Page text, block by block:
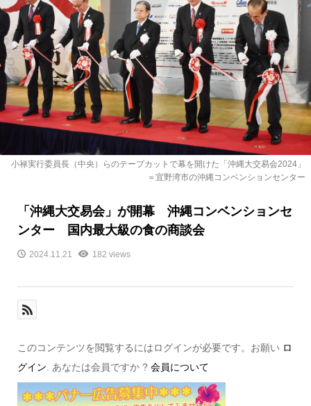
小禄実行委員長（中央）らのテープカットで幕を開けた「沖縄大交易会2024」
＝宜野湾市の沖縄コンベンションセンター
「沖縄大交易会」が開幕 沖縄コンベンションセ
ンター 国内最大級の食の商談会
2024.11.21 182 views
このコンテンツを閲覧するにはログインが必要です。お願い ロ
グイン . あなたは会員ですか ? 会員について